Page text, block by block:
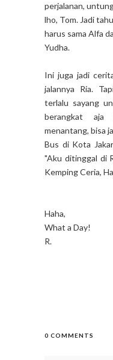
perjalanan,
lho, Tom. Jadi
harus sama Alfa
Yudha.
Ini juga jadi
jalannya Ria.
terlalu sayang
berangkat
menantang, bisa
Bus di Kota
"Aku ditinggal di
Kemping Ceria,
Haha,
What a Day!
R.
0 COMMENTS